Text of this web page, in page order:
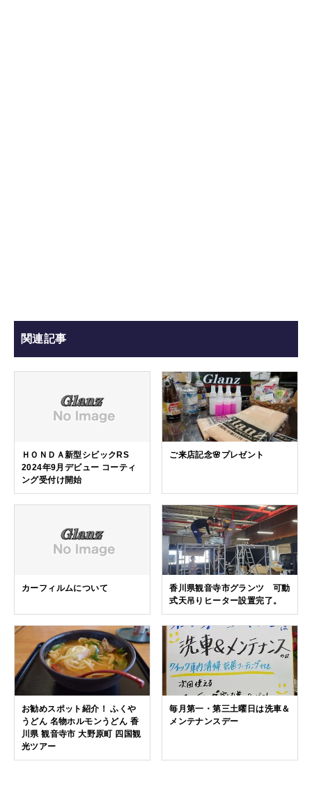
関連記事
ＨＯＮＤＡ新型シビックRS
2024年9月デビュー コーティ
ング受付け開始
ご来店記念🌸プレゼント
カーフィルムについて
香川県観音寺市グランツ 可動
式天吊りヒーター設置完了。
お勧めスポット紹介！ ふくや
うどん 名物ホルモンうどん 香
川県 観音寺市 大野原町 四国観
光ツアー
毎月第一・第三土曜日は洗車＆
メンテナンスデー